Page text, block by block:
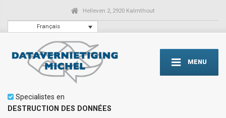
Helleven 2, 2920 Kalmthout
Français
MENU
Specialistes en
DESTRUCTION DES DONNÉES